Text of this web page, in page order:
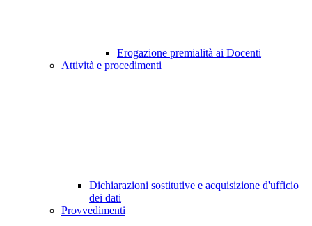
Erogazione premialità ai Docenti
Attività e procedimenti
Dichiarazioni sostitutive e acquisizione d'ufficio
dei dati
Provvedimenti